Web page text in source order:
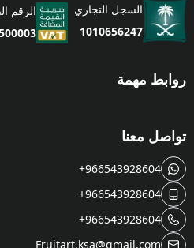
السجل التجاري
1010656247
الرقم
روابط مهمة
تواصل معنا
+966543928604
+966543928604
+966543928604
Fruitart.ksa@gmail.com